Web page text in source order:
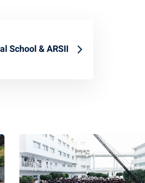
School & ARSII